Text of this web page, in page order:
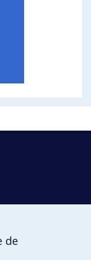
de